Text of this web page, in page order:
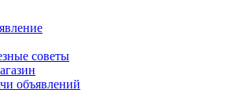
советы
объявлений